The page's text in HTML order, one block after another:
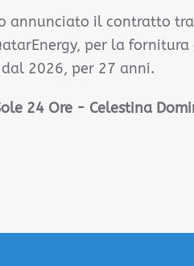
annunciato il contratto
per la
2026, per 27 anni.
24 Ore - Celestina